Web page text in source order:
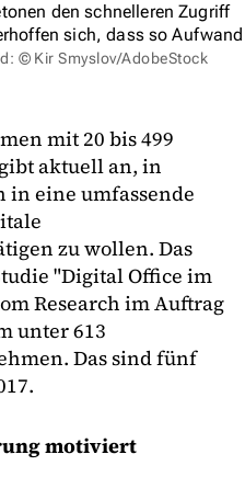
den schnelleren Zugriff
sich, dass so Aufwand
© Kir Smyslov/AdobeStock
mit 20 bis 499
aktuell an, in
in eine umfassende
zu wollen. Das
"Digital Office im
Research im Auftrag
unter 613
Das sind fünf
motiviert